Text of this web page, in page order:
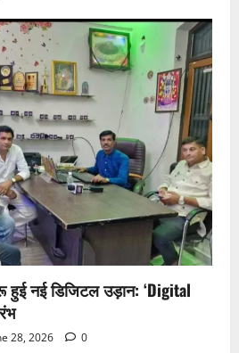
नई डिजिटल उड़ान: ‘Digital
28, 2026 0